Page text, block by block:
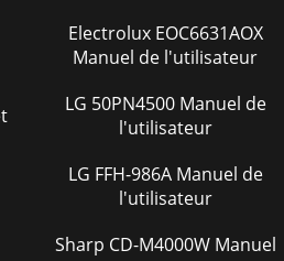
Electrolux EOC6631AOX
Manuel de l'utilisateur
LG 50PN4500 Manuel de
l'utilisateur
LG FFH-986A Manuel de
l'utilisateur
Sharp CD-M4000W Manuel